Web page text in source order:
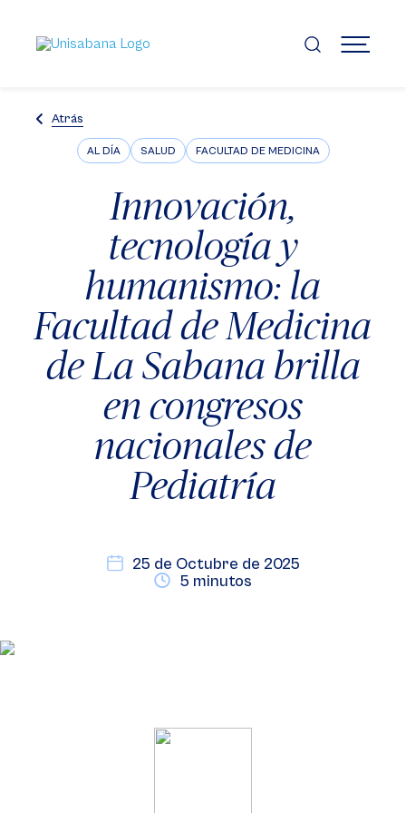
contenido
principal
MENÚ
Atrás
AL DÍA SALUD FACULTAD DE MEDICINA
Innovación,
tecnología y
humanismo: la
Facultad de Medicina
de La Sabana brilla
en congresos
nacionales de
Pediatría
25 de Octubre de 2025
5 minutos